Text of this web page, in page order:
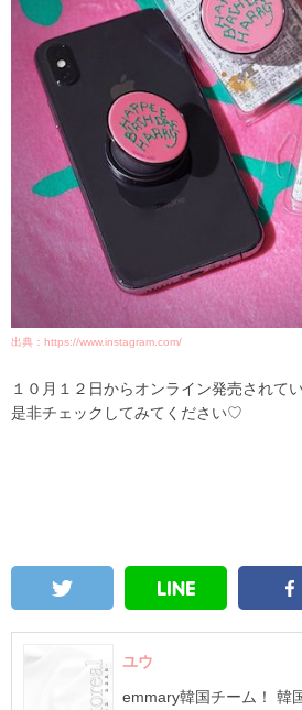
出典：https://www.instagram.com/
１０月１２日からオンライン発売されて
是非チェックしてみてください♡
ユウ
emmary韓国チーム！ 韓